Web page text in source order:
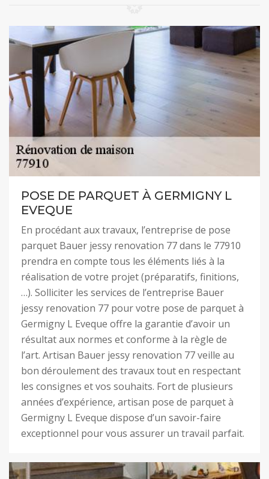
POSE DE PARQUET À GERMIGNY L
EVEQUE
En procédant aux travaux, l’entreprise de pose
parquet Bauer jessy renovation 77 dans le 77910
prendra en compte tous les éléments liés à la
réalisation de votre projet (préparatifs, finitions,
…). Solliciter les services de l’entreprise Bauer
jessy renovation 77 pour votre pose de parquet à
Germigny L Eveque offre la garantie d’avoir un
résultat aux normes et conforme à la règle de
l’art. Artisan Bauer jessy renovation 77 veille au
bon déroulement des travaux tout en respectant
les consignes et vos souhaits. Fort de plusieurs
années d’expérience, artisan pose de parquet à
Germigny L Eveque dispose d’un savoir-faire
exceptionnel pour vous assurer un travail parfait.